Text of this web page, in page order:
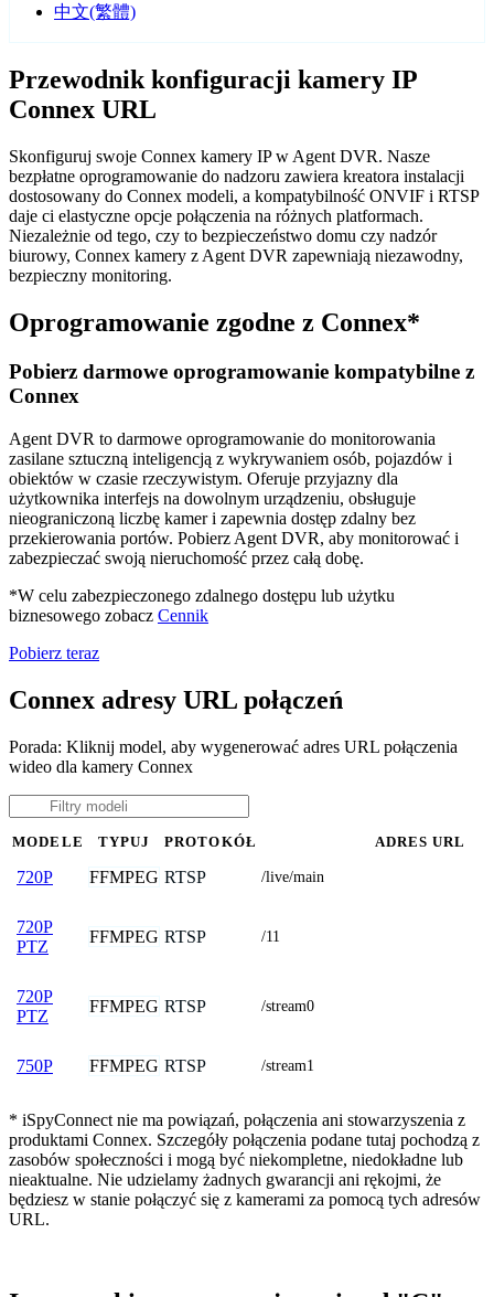
中文(繁體)
Przewodnik konfiguracji kamery IP
Connex URL
Skonfiguruj swoje Connex kamery IP w Agent DVR. Nasze
bezpłatne oprogramowanie do nadzoru zawiera kreatora instalacji
dostosowany do Connex modeli, a kompatybilność ONVIF i RTSP
daje ci elastyczne opcje połączenia na różnych platformach.
Niezależnie od tego, czy to bezpieczeństwo domu czy nadzór
biurowy, Connex kamery z Agent DVR zapewniają niezawodny,
bezpieczny monitoring.
Oprogramowanie zgodne z Connex*
Pobierz darmowe oprogramowanie kompatybilne z
Connex
Agent DVR to darmowe oprogramowanie do monitorowania
zasilane sztuczną inteligencją z wykrywaniem osób, pojazdów i
obiektów w czasie rzeczywistym. Oferuje przyjazny dla
użytkownika interfejs na dowolnym urządzeniu, obsługuje
nieograniczoną liczbę kamer i zapewnia dostęp zdalny bez
przekierowania portów. Pobierz Agent DVR, aby monitorować i
zabezpieczać swoją nieruchomość przez całą dobę.
*W celu zabezpieczonego zdalnego dostępu lub użytku
biznesowego zobacz Cennik
Pobierz teraz
Connex adresy URL połączeń
Porada: Kliknij model, aby wygenerować adres URL połączenia
wideo dla kamery Connex
MODELE TYPUJ PROTOKÓŁ ADRES URL
720P FFMPEG RTSP /live/main
720P
PTZ
FFMPEG RTSP /11
720P
PTZ
FFMPEG RTSP /stream0
750P FFMPEG RTSP /stream1
* iSpyConnect nie ma powiązań, połączenia ani stowarzyszenia z
produktami Connex. Szczegóły połączenia podane tutaj pochodzą z
zasobów społeczności i mogą być niekompletne, niedokładne lub
nieaktualne. Nie udzielamy żadnych gwarancji ani rękojmi, że
będziesz w stanie połączyć się z kamerami za pomocą tych adresów
URL.